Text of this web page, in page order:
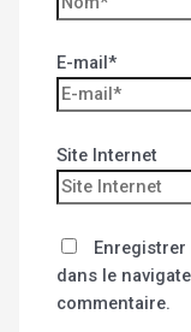
E-mail*
Site Internet
dans le
commentaire.